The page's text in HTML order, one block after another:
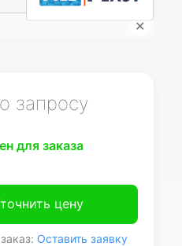
✕
25 30
запросу
для заказа
цену
Оставить заявку